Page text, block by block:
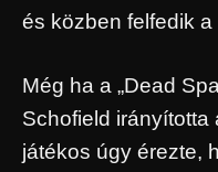
és közben felfedik
Még ha a „Dead
Schofield irányította
játékos úgy érezte,